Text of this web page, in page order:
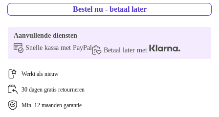
Bestel nu - betaal later
Aanvullende diensten
Snelle kassa met PayPal
Betaal later met
Werkt als nieuw
30 dagen gratis retourneren
Min. 12 maanden garantie